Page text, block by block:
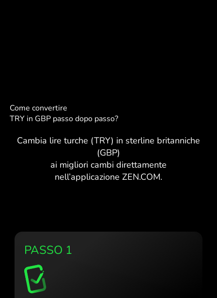
Come convertire
TRY in GBP passo dopo passo?
Cambia lire turche (TRY) in sterline britanniche
(GBP)
ai migliori cambi direttamente
nell’applicazione ZEN.COM.
PASSO 1